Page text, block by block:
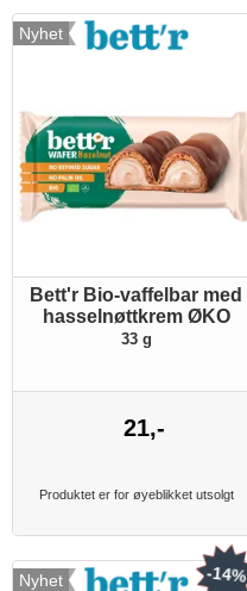
Nyhet
Bett'r Bio-vaffelbar med
hasselnøttkrem ØKO
33 g
21,-
Produktet er for øyeblikket utsolgt
Nyhet -14%